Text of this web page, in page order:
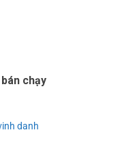
chạy
danh